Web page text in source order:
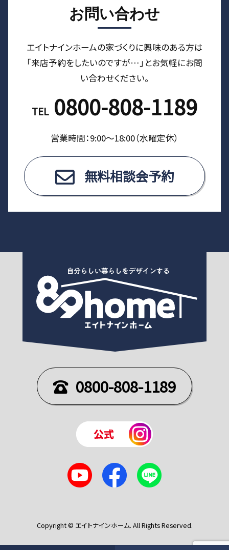
お問い合わせ
エイトナインホームの家づくりに興味のある⽅は
「来店予約をしたいのですが…」とお気軽にお問
い合わせください。
TEL 0800-808-1189
営業時間：9:00〜18:00（⽔曜定休）
無料相談会予約
0800-808-1189
Copyright © エイトナインホーム. All Rights Reserved.